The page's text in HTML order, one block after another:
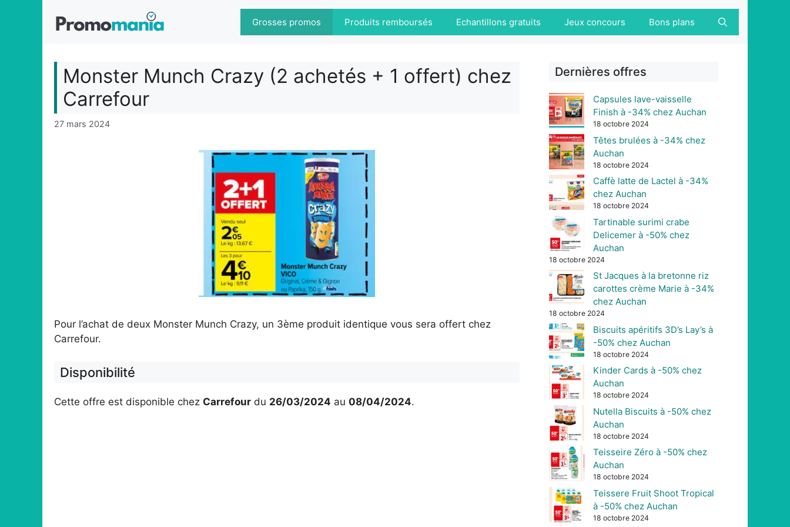
Grosses promos Produits remboursés Echantillons gratuits Jeux concours Bons plans
Monster Munch Crazy (2 achetés + 1 offert) chez
Carrefour
27 mars 2024
Pour l’achat de deux Monster Munch Crazy, un 3ème produit identique vous sera offert chez
Carrefour.
Disponibilité
Cette offre est disponible chez Carrefour du 26/03/2024 au 08/04/2024.
Dernières offres
Capsules lave-vaisselle
Finish à -34% chez Auchan
18 octobre 2024
Têtes brulées à -34% chez
Auchan
18 octobre 2024
Caffè latte de Lactel à -34%
chez Auchan
18 octobre 2024
Tartinable surimi crabe
Delicemer à -50% chez
Auchan
18 octobre 2024
St Jacques à la bretonne riz
carottes crème Marie à -34%
chez Auchan
18 octobre 2024
Biscuits apéritifs 3D’s Lay’s à
-50% chez Auchan
18 octobre 2024
Kinder Cards à -50% chez
Auchan
18 octobre 2024
Nutella Biscuits à -50% chez
Auchan
18 octobre 2024
Teisseire Zéro à -50% chez
Auchan
18 octobre 2024
Teissere Fruit Shoot Tropical
à -50% chez Auchan
18 octobre 2024